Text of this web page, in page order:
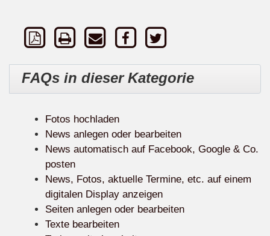
FAQs in dieser Kategorie
Fotos hochladen
News anlegen oder bearbeiten
News automatisch auf Facebook, Google & Co.
posten
News, Fotos, aktuelle Termine, etc. auf einem
digitalen Display anzeigen
Seiten anlegen oder bearbeiten
Texte bearbeiten